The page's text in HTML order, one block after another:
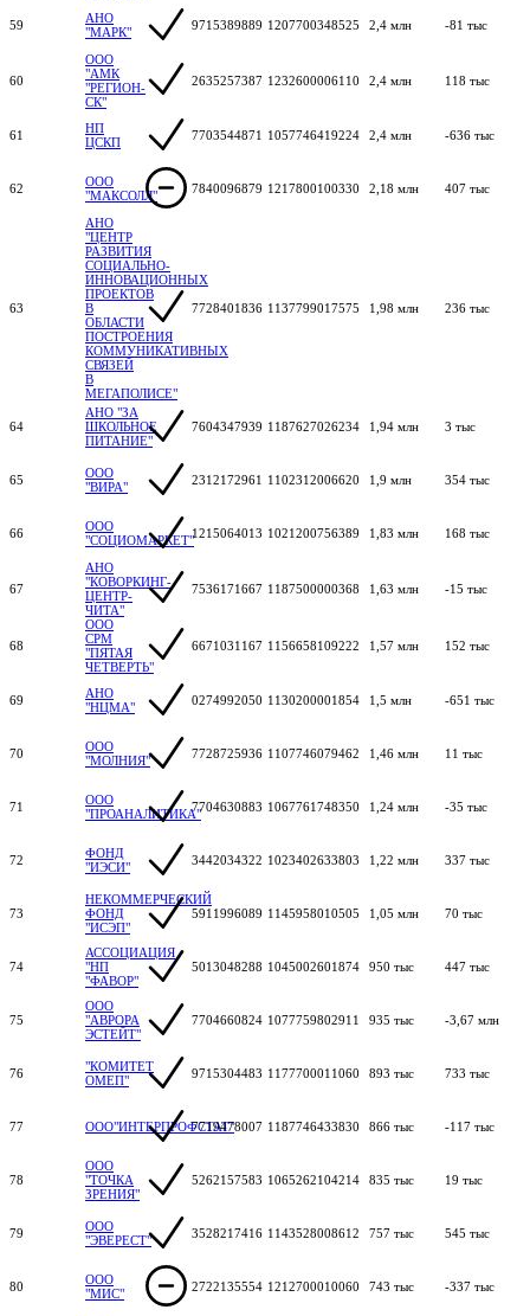
59
АНО
"МАРК"
9715389889 1207700348525 2,4 млн -81 тыс
60
ООО
"АМК
"РЕГИОН-
СК"
2635257387 1232600006110 2,4 млн 118 тыс
61
НП
ЦСКП
7703544871 1057746419224 2,4 млн -636 тыс
62
ООО
"МАКСОЛЛ"
7840096879 1217800100330 2,18 млн 407 тыс
63
АНО
"ЦЕНТР
РАЗВИТИЯ
СОЦИАЛЬНО-
ИННОВАЦИОННЫХ
ПРОЕКТОВ
В
ОБЛАСТИ
ПОСТРОЕНИЯ
КОММУНИКАТИВНЫХ
СВЯЗЕЙ
В
МЕГАПОЛИСЕ"
7728401836 1137799017575 1,98 млн 236 тыс
64
АНО "ЗА
ШКОЛЬНОЕ
ПИТАНИЕ"
7604347939 1187627026234 1,94 млн 3 тыс
65
ООО
"ВИРА"
2312172961 1102312006620 1,9 млн 354 тыс
66
ООО
"СОЦИОМАРКЕТ"1215064013 1021200756389 1,83 млн 168 тыс
67
АНО
"КОВОРКИНГ-
ЦЕНТР-
ЧИТА"
7536171667 1187500000368 1,63 млн -15 тыс
68
ООО
СРМ
"ПЯТАЯ
ЧЕТВЕРТЬ"
6671031167 1156658109222 1,57 млн 152 тыс
69
АНО
"НЦМА"
0274992050 1130200001854 1,5 млн -651 тыс
70
ООО
"МОЛНИЯ"
7728725936 1107746079462 1,46 млн 11 тыс
71
ООО
"ПРОАНАЛИТИКА"7704630883 1067761748350 1,24 млн -35 тыс
72
ФОНД
"ИЭСИ"
3442034322 1023402633803 1,22 млн 337 тыс
73
НЕКОММЕРЧЕСКИЙ
ФОНД
"ИСЭП"
5911996089 1145958010505 1,05 млн 70 тыс
74
АССОЦИАЦИЯ
"НП
"ФАВОР"
5013048288 1045002601874 950 тыс 447 тыс
75
ООО
"АВРОРА
ЭСТЕЙТ"
7704660824 1077759802911 935 тыс -3,67 млн
76
"КОМИТЕТ
ОМЕП"
9715304483 1177700011060 893 тыс 733 тыс
77 ООО"ИНТЕРПРОФСТАТ"
7719478007 1187746433830 866 тыс -117 тыс
78
ООО
"ТОЧКА
ЗРЕНИЯ"
5262157583 1065262104214 835 тыс 19 тыс
79
ООО
"ЭВЕРЕСТ"
3528217416 1143528008612 757 тыс 545 тыс
80
ООО
"МИС"
2722135554 1212700010060 743 тыс -337 тыс